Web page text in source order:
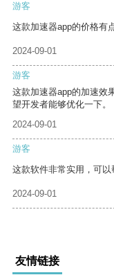
游客
这款加速器app的价格有
2024-09-01
游客
这款加速器app的加速效
望开发者能够优化一下。
2024-09-01
游客
这款软件非常实用，可以
2024-09-01
友情链接